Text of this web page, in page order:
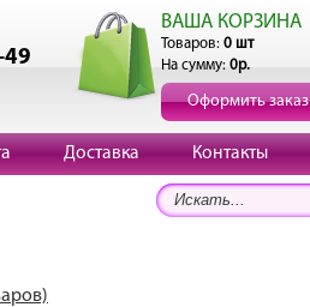
49
ВАША КОРЗИНА
Товаров: 0 шт
На сумму: 0р.
Оформить заказ
Доставка Контакты